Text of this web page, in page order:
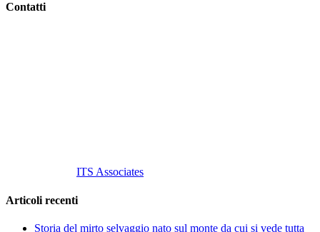
Contatti
ITS Associates
Articoli recenti
Storia del mirto selvaggio nato sul monte da cui si vede tutta